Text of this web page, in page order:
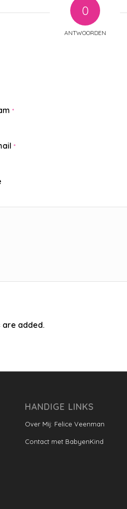
0
ANTWOORDEN
*
*
are added.
HANDIGE LINKS
Over Mij: Felice Veenman
Contact met BabyenKind